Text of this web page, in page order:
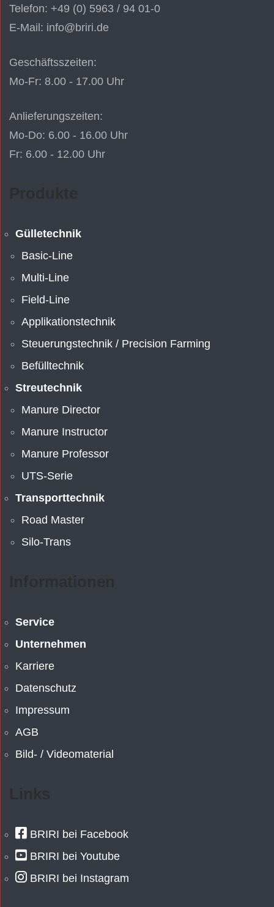
Telefon: +49 (0) 5963 / 94 01-0
E-Mail: info@briri.de
Geschäftsszeiten:
Mo-Fr: 8.00 - 17.00 Uhr
Anlieferungszeiten:
Mo-Do: 6.00 - 16.00 Uhr
Fr: 6.00 - 12.00 Uhr
Gülletechnik
Basic-Line
Multi-Line
Field-Line
Applikationstechnik
Steuerungstechnik / Precision Farming
Befülltechnik
Streutechnik
Manure Director
Manure Instructor
Manure Professor
UTS-Serie
Transporttechnik
Road Master
Silo-Trans
Service
Unternehmen
Karriere
Datenschutz
Impressum
AGB
Bild- / Videomaterial
BRIRI bei Facebook
BRIRI bei Youtube
BRIRI bei Instagram